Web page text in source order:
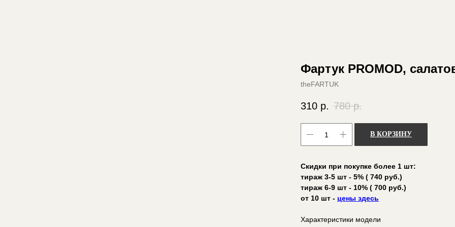
Фартук PROMOD,
theFARTUK
310 р. 780 р.
В КОРЗИНУ
Скидки при покупке более 1 шт:
тираж 3-5 шт - 5% ( 740 руб.)
тираж 6-9 шт - 10% ( 700 руб.)
от 10 шт - цены здесь
Характеристики модели